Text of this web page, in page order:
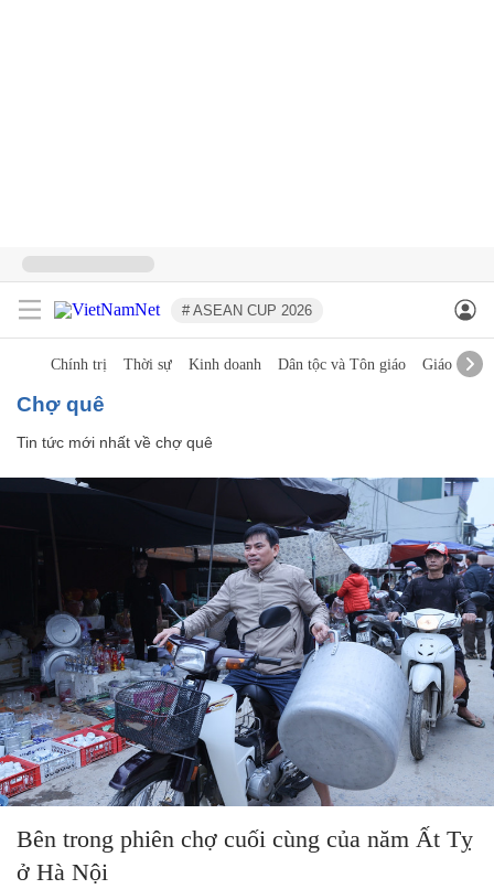
# ASEAN CUP 2026
Chính trị Thời sự Kinh doanh Dân tộc và Tôn giáo Giáo dục
chợ quê
Tin tức mới nhất về chợ quê
Bên trong phiên chợ cuối cùng của năm Ất Tỵ
ở Hà Nội